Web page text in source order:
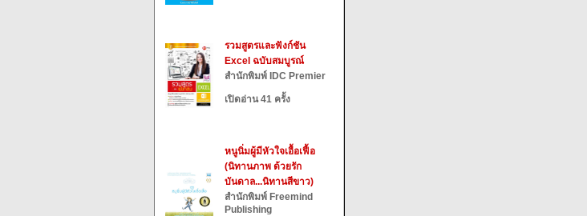
รวมสูตรและฟังก์ชัน
Excel ฉบับสมบูรณ์
สำนักพิมพ์ IDC Premier
เปิดอ่าน 41 ครั้ง
หนูนิ่มผู้มีหัวใจเอื้อเฟื้อ
(นิทานภาพ ด้วยรัก
บันดาล...นิทานสีขาว)
สำนักพิมพ์ Freemind
Publishing